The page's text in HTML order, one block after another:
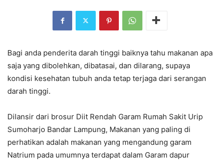
Bagi anda penderita darah tinggi baiknya tahu makanan apa
saja yang dibolehkan, dibatasai, dan dilarang, supaya
kondisi kesehatan tubuh anda tetap terjaga dari serangan
darah tinggi.
Dilansir dari brosur Diit Rendah Garam Rumah Sakit Urip
Sumoharjo Bandar Lampung, Makanan yang paling di
perhatikan adalah makanan yang mengandung garam
Natrium pada umumnya terdapat dalam Garam dapur